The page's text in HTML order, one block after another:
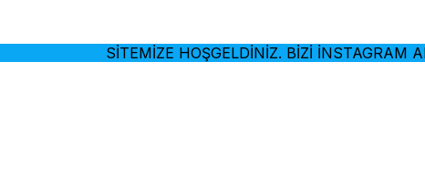
SİTEMİZE HOŞGELDİNİZ. BİZİ İNSTAGRAM